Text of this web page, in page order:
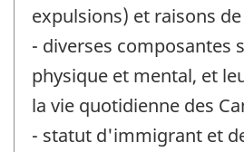
expulsions) et raisons
- diverses composantes
physique et mental, et
la vie quotidienne des
- statut d'immigrant et